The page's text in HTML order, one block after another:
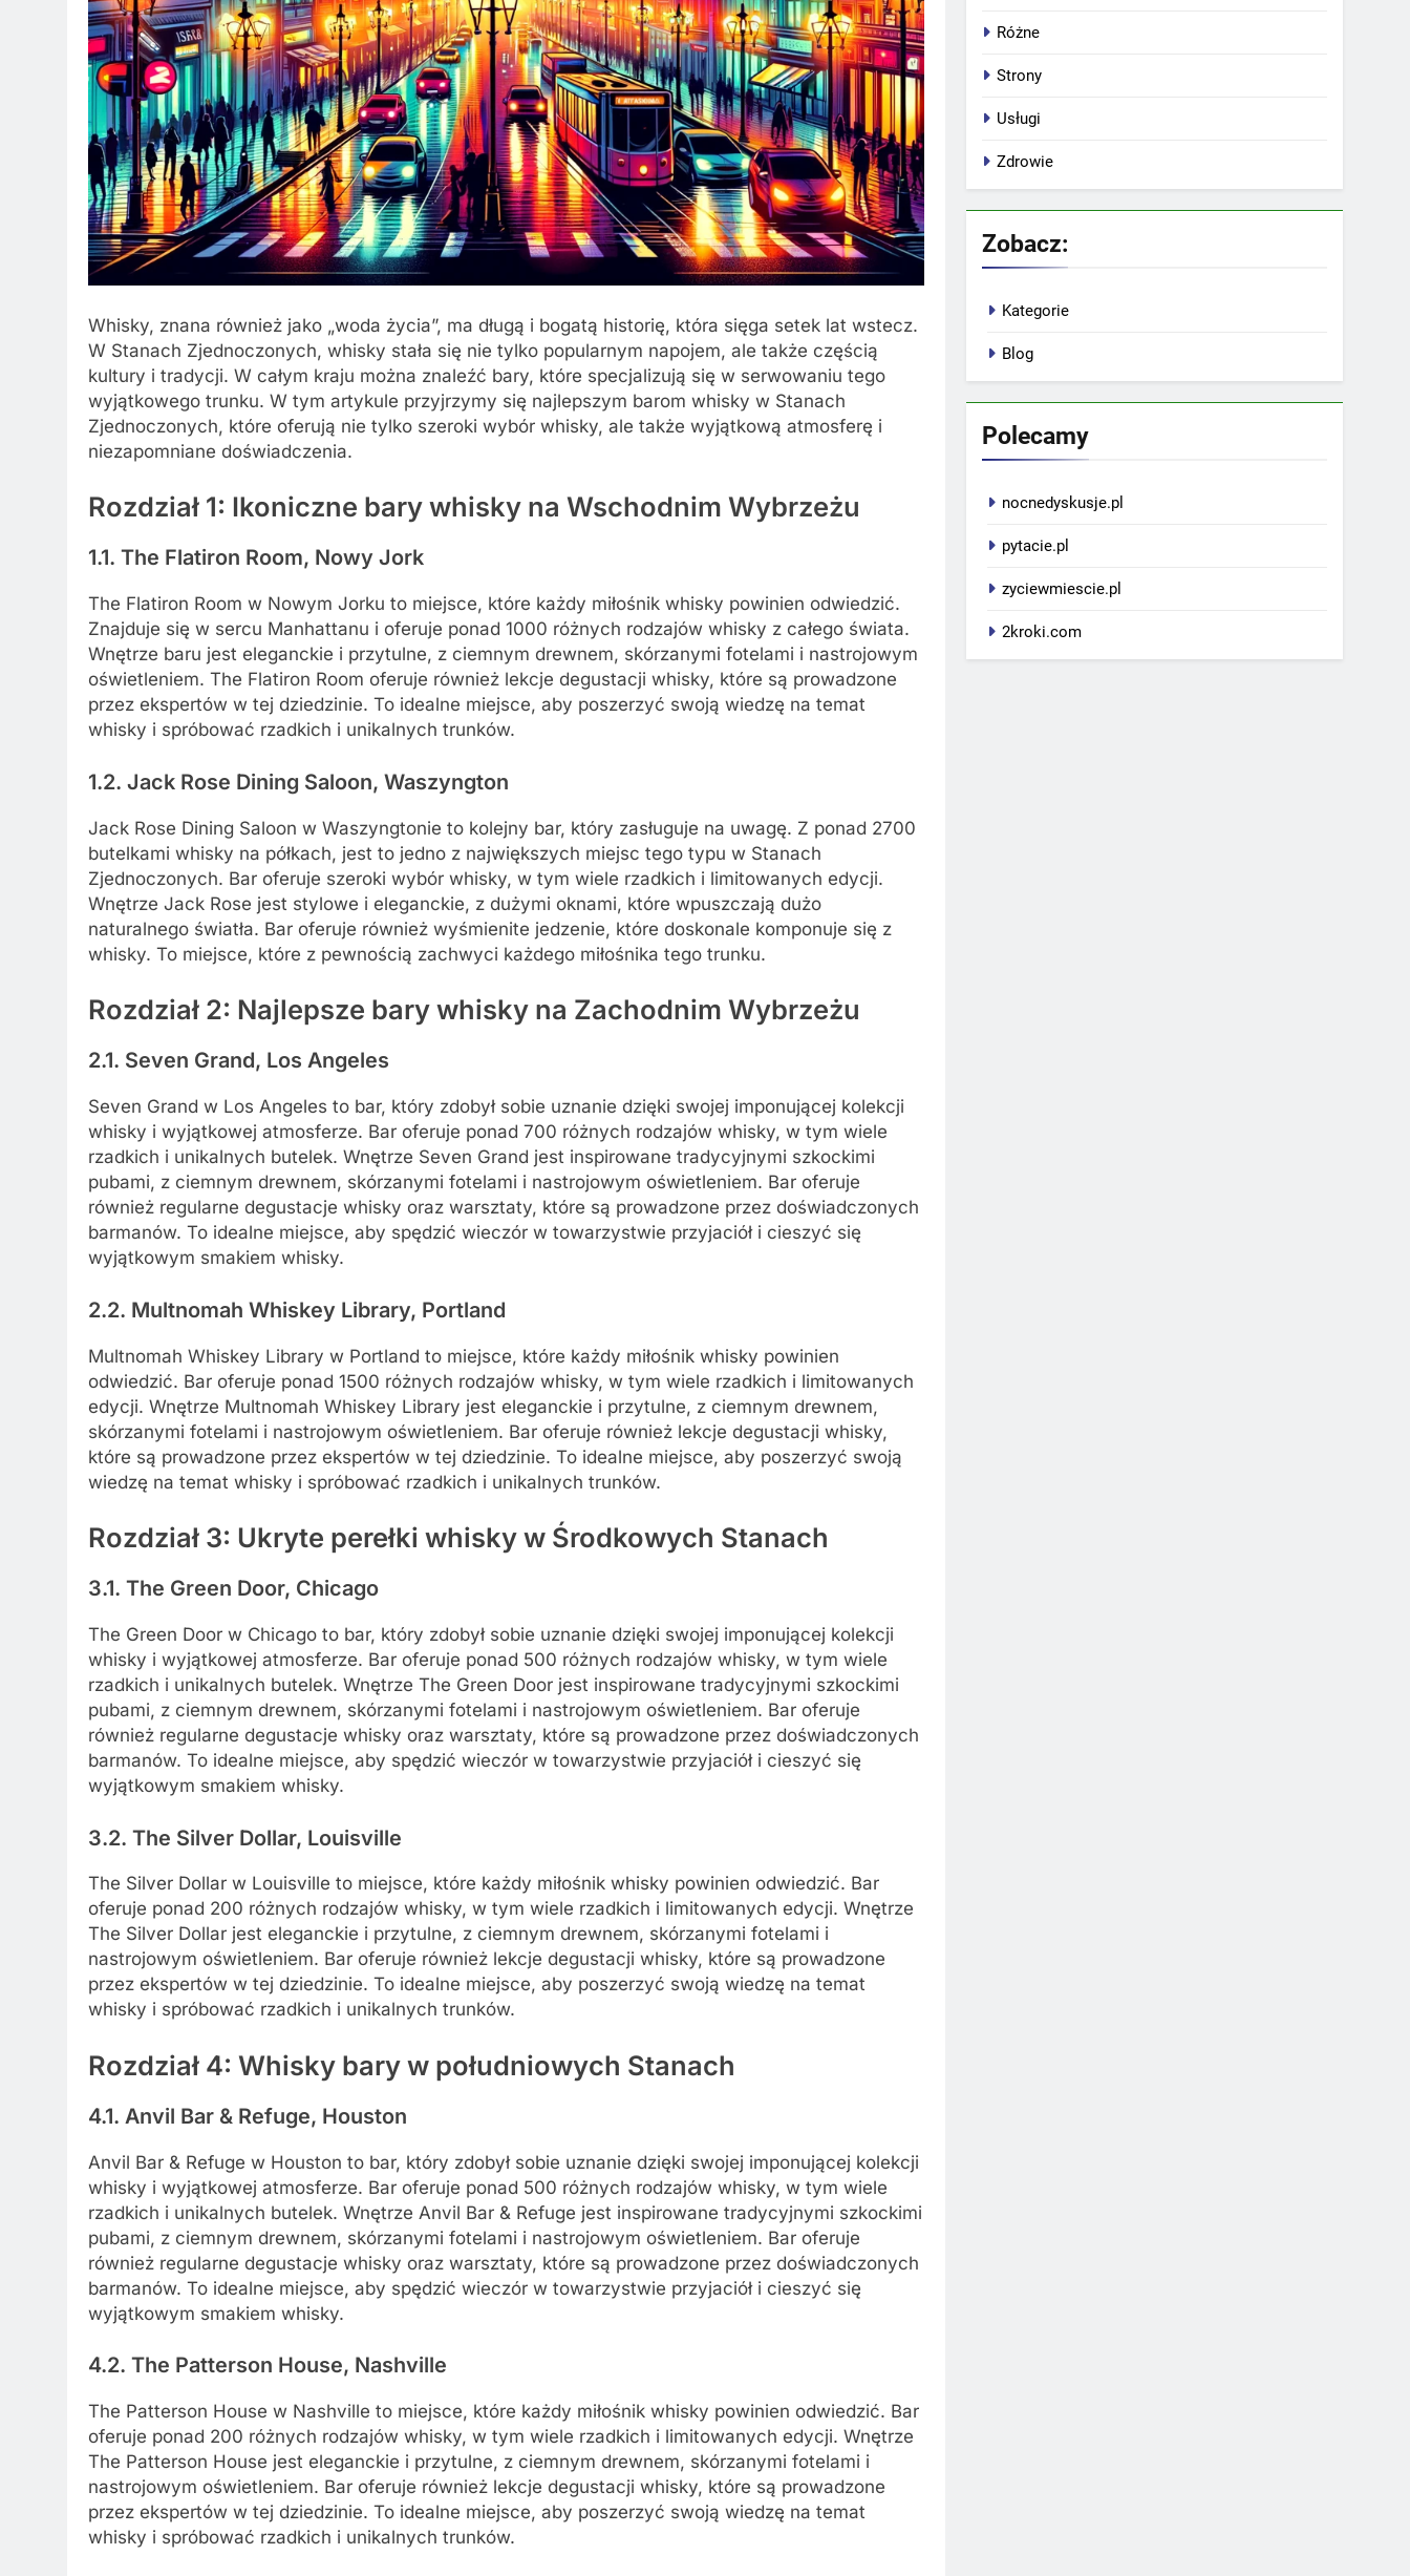
Whisky, znana również jako „woda życia”, ma długą i bogatą historię, która sięga setek lat wstecz.
W Stanach Zjednoczonych, whisky stała się nie tylko popularnym napojem, ale także częścią
kultury i tradycji. W całym kraju można znaleźć bary, które specjalizują się w serwowaniu tego
wyjątkowego trunku. W tym artykule przyjrzymy się najlepszym barom whisky w Stanach
Zjednoczonych, które oferują nie tylko szeroki wybór whisky, ale także wyjątkową atmosferę i
niezapomniane doświadczenia.
Rozdział 1: Ikoniczne bary whisky na Wschodnim Wybrzeżu
1.1. The Flatiron Room, Nowy Jork
The Flatiron Room w Nowym Jorku to miejsce, które każdy miłośnik whisky powinien odwiedzić.
Znajduje się w sercu Manhattanu i oferuje ponad 1000 różnych rodzajów whisky z całego świata.
Wnętrze baru jest eleganckie i przytulne, z ciemnym drewnem, skórzanymi fotelami i nastrojowym
oświetleniem. The Flatiron Room oferuje również lekcje degustacji whisky, które są prowadzone
przez ekspertów w tej dziedzinie. To idealne miejsce, aby poszerzyć swoją wiedzę na temat
whisky i spróbować rzadkich i unikalnych trunków.
1.2. Jack Rose Dining Saloon, Waszyngton
Jack Rose Dining Saloon w Waszyngtonie to kolejny bar, który zasługuje na uwagę. Z ponad 2700
butelkami whisky na półkach, jest to jedno z największych miejsc tego typu w Stanach
Zjednoczonych. Bar oferuje szeroki wybór whisky, w tym wiele rzadkich i limitowanych edycji.
Wnętrze Jack Rose jest stylowe i eleganckie, z dużymi oknami, które wpuszczają dużo
naturalnego światła. Bar oferuje również wyśmienite jedzenie, które doskonale komponuje się z
whisky. To miejsce, które z pewnością zachwyci każdego miłośnika tego trunku.
Rozdział 2: Najlepsze bary whisky na Zachodnim Wybrzeżu
2.1. Seven Grand, Los Angeles
Seven Grand w Los Angeles to bar, który zdobył sobie uznanie dzięki swojej imponującej kolekcji
whisky i wyjątkowej atmosferze. Bar oferuje ponad 700 różnych rodzajów whisky, w tym wiele
rzadkich i unikalnych butelek. Wnętrze Seven Grand jest inspirowane tradycyjnymi szkockimi
pubami, z ciemnym drewnem, skórzanymi fotelami i nastrojowym oświetleniem. Bar oferuje
również regularne degustacje whisky oraz warsztaty, które są prowadzone przez doświadczonych
barmanów. To idealne miejsce, aby spędzić wieczór w towarzystwie przyjaciół i cieszyć się
wyjątkowym smakiem whisky.
2.2. Multnomah Whiskey Library, Portland
Multnomah Whiskey Library w Portland to miejsce, które każdy miłośnik whisky powinien
odwiedzić. Bar oferuje ponad 1500 różnych rodzajów whisky, w tym wiele rzadkich i limitowanych
edycji. Wnętrze Multnomah Whiskey Library jest eleganckie i przytulne, z ciemnym drewnem,
skórzanymi fotelami i nastrojowym oświetleniem. Bar oferuje również lekcje degustacji whisky,
które są prowadzone przez ekspertów w tej dziedzinie. To idealne miejsce, aby poszerzyć swoją
wiedzę na temat whisky i spróbować rzadkich i unikalnych trunków.
Rozdział 3: Ukryte perełki whisky w Środkowych Stanach
3.1. The Green Door, Chicago
The Green Door w Chicago to bar, który zdobył sobie uznanie dzięki swojej imponującej kolekcji
whisky i wyjątkowej atmosferze. Bar oferuje ponad 500 różnych rodzajów whisky, w tym wiele
rzadkich i unikalnych butelek. Wnętrze The Green Door jest inspirowane tradycyjnymi szkockimi
pubami, z ciemnym drewnem, skórzanymi fotelami i nastrojowym oświetleniem. Bar oferuje
również regularne degustacje whisky oraz warsztaty, które są prowadzone przez doświadczonych
barmanów. To idealne miejsce, aby spędzić wieczór w towarzystwie przyjaciół i cieszyć się
wyjątkowym smakiem whisky.
3.2. The Silver Dollar, Louisville
The Silver Dollar w Louisville to miejsce, które każdy miłośnik whisky powinien odwiedzić. Bar
oferuje ponad 200 różnych rodzajów whisky, w tym wiele rzadkich i limitowanych edycji. Wnętrze
The Silver Dollar jest eleganckie i przytulne, z ciemnym drewnem, skórzanymi fotelami i
nastrojowym oświetleniem. Bar oferuje również lekcje degustacji whisky, które są prowadzone
przez ekspertów w tej dziedzinie. To idealne miejsce, aby poszerzyć swoją wiedzę na temat
whisky i spróbować rzadkich i unikalnych trunków.
Rozdział 4: Whisky bary w południowych Stanach
4.1. Anvil Bar & Refuge, Houston
Anvil Bar & Refuge w Houston to bar, który zdobył sobie uznanie dzięki swojej imponującej kolekcji
whisky i wyjątkowej atmosferze. Bar oferuje ponad 500 różnych rodzajów whisky, w tym wiele
rzadkich i unikalnych butelek. Wnętrze Anvil Bar & Refuge jest inspirowane tradycyjnymi szkockimi
pubami, z ciemnym drewnem, skórzanymi fotelami i nastrojowym oświetleniem. Bar oferuje
również regularne degustacje whisky oraz warsztaty, które są prowadzone przez doświadczonych
barmanów. To idealne miejsce, aby spędzić wieczór w towarzystwie przyjaciół i cieszyć się
wyjątkowym smakiem whisky.
4.2. The Patterson House, Nashville
The Patterson House w Nashville to miejsce, które każdy miłośnik whisky powinien odwiedzić. Bar
oferuje ponad 200 różnych rodzajów whisky, w tym wiele rzadkich i limitowanych edycji. Wnętrze
The Patterson House jest eleganckie i przytulne, z ciemnym drewnem, skórzanymi fotelami i
nastrojowym oświetleniem. Bar oferuje również lekcje degustacji whisky, które są prowadzone
przez ekspertów w tej dziedzinie. To idealne miejsce, aby poszerzyć swoją wiedzę na temat
whisky i spróbować rzadkich i unikalnych trunków.
Różne
Strony
Usługi
Zdrowie
Zobacz:
Kategorie
Blog
Polecamy
nocnedyskusje.pl
pytacie.pl
zyciewmiescie.pl
2kroki.com